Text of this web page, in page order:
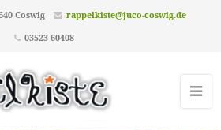
Coswig
rappelkiste@juco-coswig.de
03523 60408